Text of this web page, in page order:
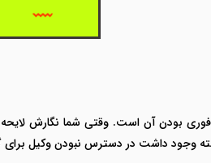
بودن آن است. وقتی شما نگارش لایحه
وجود داشت در دسترس نبودن وکیل